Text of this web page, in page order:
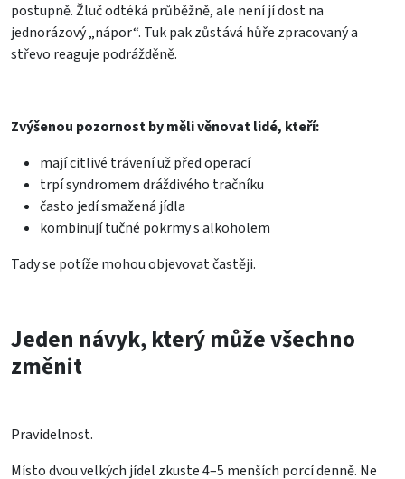
postupně. Žluč odtéká průběžně, ale není jí dost na
jednorázový „nápor“. Tuk pak zůstává hůře zpracovaný a
střevo reaguje podrážděně.
Zvýšenou pozornost by měli věnovat lidé, kteří:
mají citlivé trávení už před operací
trpí syndromem dráždivého tračníku
často jedí smažená jídla
kombinují tučné pokrmy s alkoholem
Tady se potíže mohou objevovat častěji.
Jeden návyk, který může všechno
změnit
Pravidelnost.
Místo dvou velkých jídel zkuste 4–5 menších porcí denně. Ne